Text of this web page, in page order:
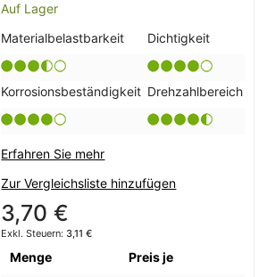
Auf Lager
Materialbelastbarkeit
Dichtigkeit
Korrosionsbeständigkeit Drehzahlbereich
Erfahren Sie mehr
Zur Vergleichsliste hinzufügen
3,70 €
3,11 €
Menge
Preis je